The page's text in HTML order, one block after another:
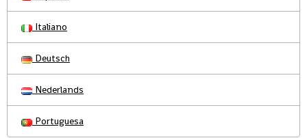
Italiano
Deutsch
Nederlands
Portuguesa